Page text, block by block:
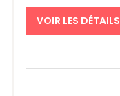
VOIR LES DÉTAILS